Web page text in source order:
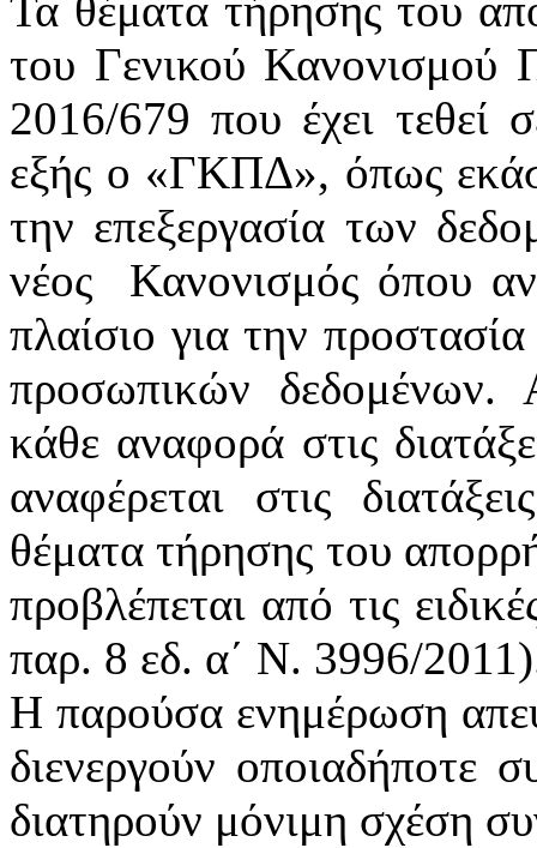
Τα θέματα τήρησης του
του Γενικού
2016/679 που έχει τεθεί
εξής ο «ΓΚΠΔ», όπως
την επεξεργασία των
νέος
Κανονισμός όπου
πλαίσιο για την
προσωπικών
κάθε αναφορά στις
αναφέρεται στις
θέματα τήρησης του
προβλέπεται από τις
παρ. 8 εδ. α΄ Ν. 3996/
Η παρούσα ενημέρωση
διενεργούν
διατηρούν μόνιμη σχέση